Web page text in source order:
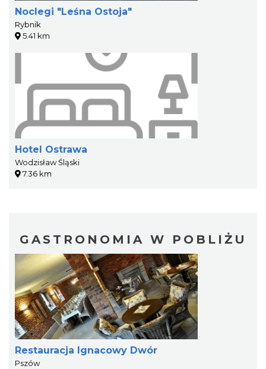
Noclegi "Leśna Ostoja"
Rybnik
5.41 km
Hotel Ostrawa
Wodzisław Śląski
7.36 km
GASTRONOMIA W POBLIŻU
Restauracja Ignacowy Dwór
Pszów